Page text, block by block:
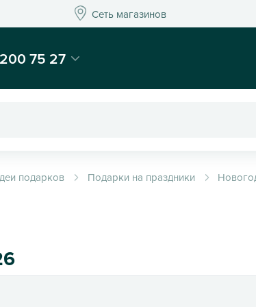
Сеть магазиновСеть магазинов
и декора - Kaktus
75 27
подарков Подарки на праздники